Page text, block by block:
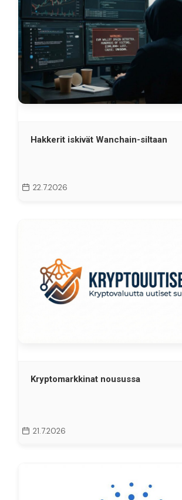
Hakkerit iskivät Wanchain-siltaan
22.7.2026
Kryptomarkkinat nousussa
21.7.2026